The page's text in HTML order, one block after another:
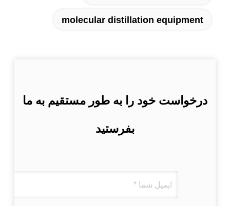
molecular distillation equipment
درخواست خود را به طور مستقیم به ما
بفرستید